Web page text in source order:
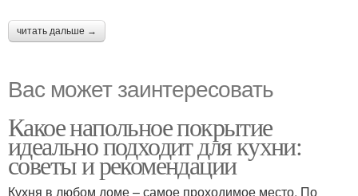
читать дальше →
Вас может заинтересовать
Какое напольное покрытие
идеально подходит для кухни:
советы и рекомендации
Кухня в любом доме – самое проходимое место. По